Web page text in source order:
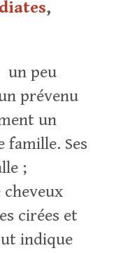
,
un peu
prévenu
un
famille. Ses
;
cirées et
indique